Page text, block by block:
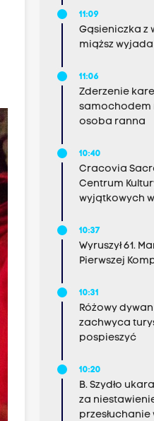
11:09
Gąsieniczka z
miąższ wyjada
11:06
Zderzenie
samochodem
osoba ranna
10:40
Cracovia
Centrum
wyjątkowych
10:37
Wyruszył 61.
Pierwszej
10:31
Różowy
zachwyca
pospieszyć
10:20
B. Szydło
za